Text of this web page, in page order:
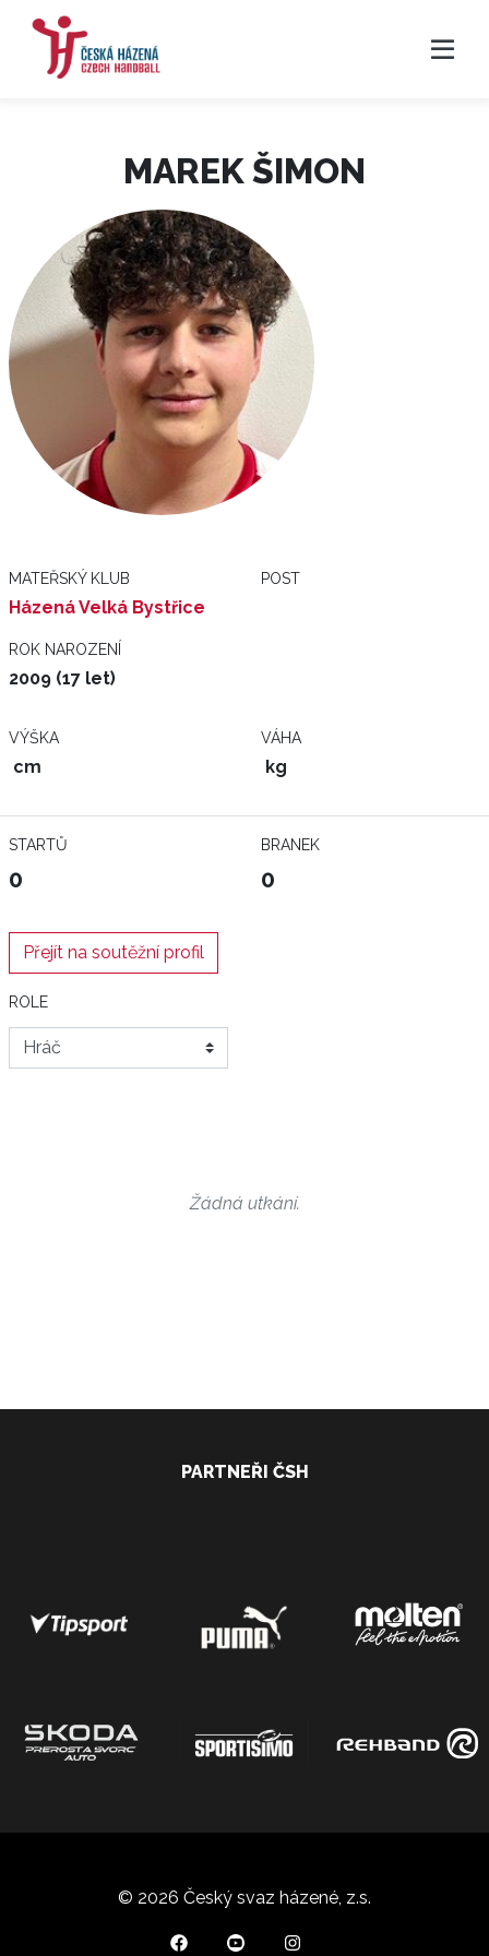
MAREK ŠIMON
MATEŘSKÝ KLUB
Házená Velká Bystřice
POST
ROK NAROZENÍ
2009 (17 let)
VÝŠKA
cm
VÁHA
kg
STARTŮ
0
BRANEK
0
Přejít na soutěžní profil
ROLE
Žádná utkání.
PARTNEŘI ČSH
© 2026 Český svaz házené, z.s.